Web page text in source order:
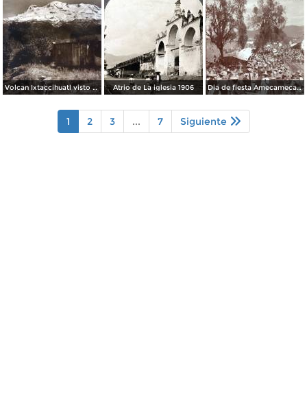
Volcan Ixtaccihuatl visto desdeAmecameca Por el Fotógrafo Hugo Brehme. Atrio de La iglesia 1906 Dia de fiesta Amecameca, Edo de México .
1 2 3 ... 7 Siguiente